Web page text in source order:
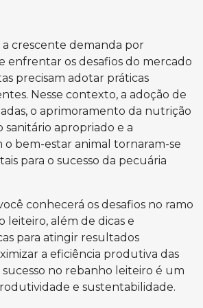
a crescente demanda por
enfrentar os desafios do mercado
precisam adotar práticas
Nesse contexto, a adoção de
o aprimoramento da nutrição
sanitário apropriado e a
o bem-estar animal tornaram-se
para o sucesso da pecuária
conhecerá os desafios no ramo
leiteiro, além de dicas e
para atingir resultados
a eficiência produtiva das
sucesso no rebanho leiteiro é um
e sustentabilidade.